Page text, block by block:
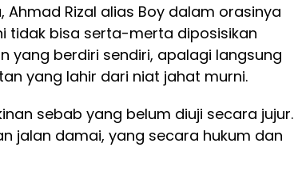
Ahmad Rizal alias Boy dalam orasinya
tidak bisa serta-merta diposisikan
yang berdiri sendiri, apalagi langsung
yang lahir dari niat jahat murni.
sebab yang belum diuji secara jujur.
jalan damai, yang secara hukum dan